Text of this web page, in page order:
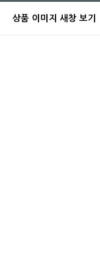
상품 이미지 새창 보기